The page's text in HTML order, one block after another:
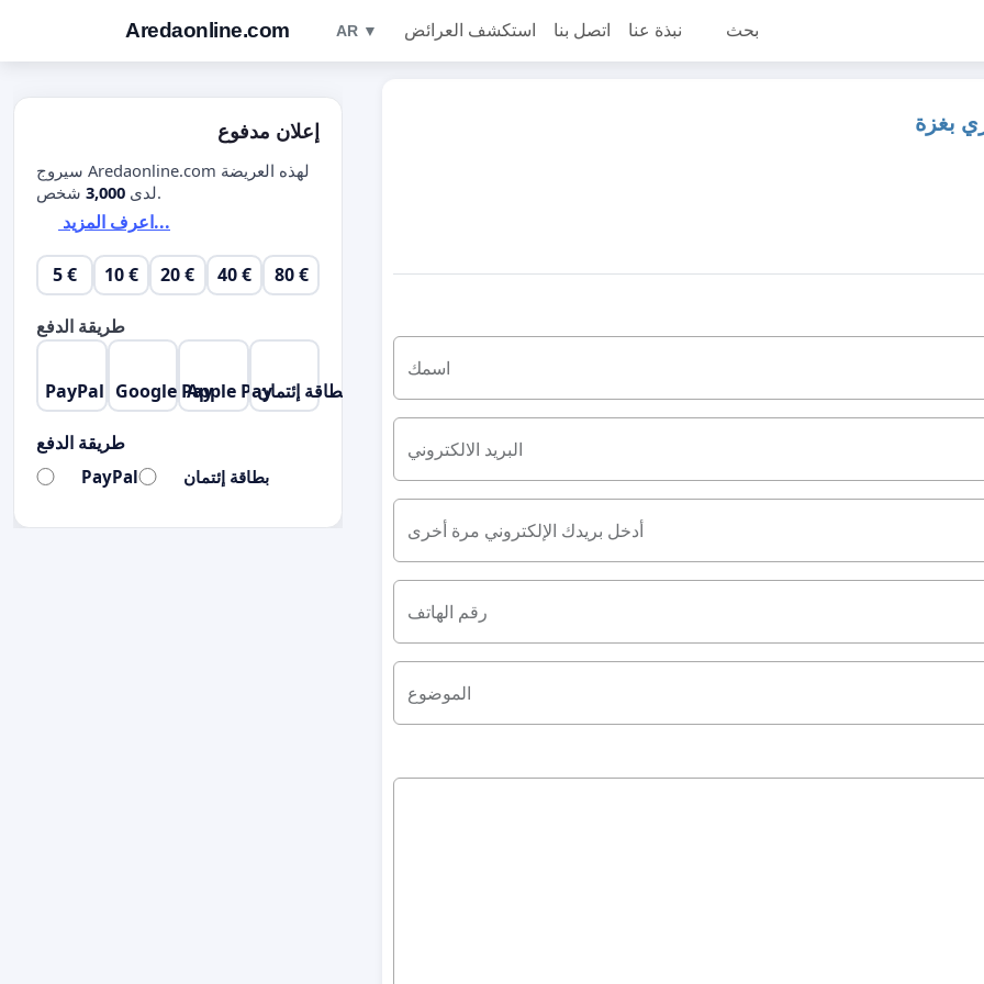
Aredaonline.com AR ▼ استكشف العرائض اتصل بنا نبذة عنا بحث
بغزة
اسمك
البريد الالكتروني
أدخل بريدك الإلكتروني مرة أخرى
رقم الهاتف
الموضوع
إعلان مدفوع
سيروج Aredaonline.com لهذه العريضة
لدى 3,000 شخص.
اعرف المزيد...
5 € 10 € 20 € 40 € 80 €
طريقة الدفع
PayPal Google PayApple Payبطاقة إئتمان
طريقة الدفع
PayPal بطاقة إئتمان